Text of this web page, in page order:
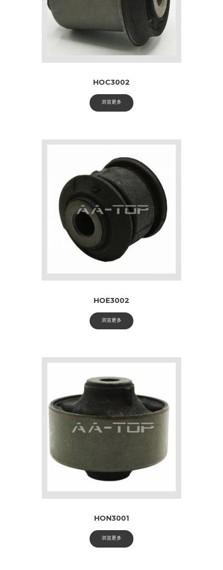
HOC3002
浏览更多
HOE3002
浏览更多
HON3001
浏览更多